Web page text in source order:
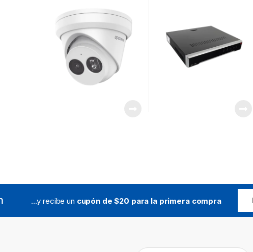
dB / PoE / Lente 2.8 mm /
Videoanaliticos
Integrados / Micrófono
Integrado
/ Soporta POS
...y recibe un cupón de $20 para la primera compra